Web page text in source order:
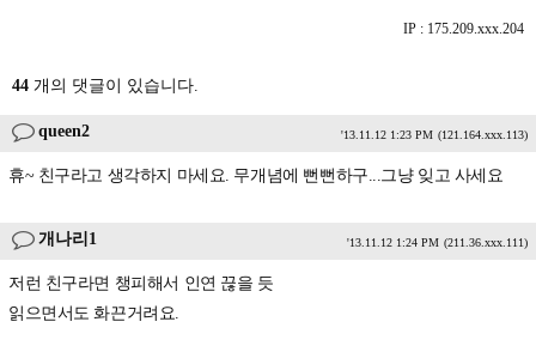
IP : 175.209.xxx.204
44 개의 댓글이 있습니다.
queen2 '13.11.12 1:23 PM (121.164.xxx.113)
휴~ 친구라고 생각하지 마세요. 무개념에 뻔뻔하구...그냥 잊고 사세요
개나리1 '13.11.12 1:24 PM (211.36.xxx.111)
저런 친구라면 챙피해서 인연 끊을 듯
읽으면서도 화끈거려요.